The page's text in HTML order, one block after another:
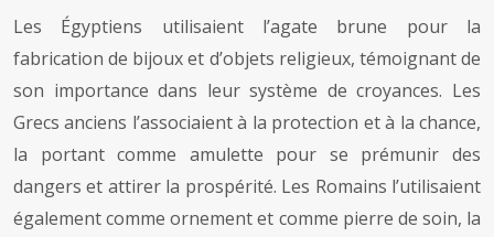
Les Égyptiens utilisaient l’agate brune pour la
fabrication de bijoux et d’objets religieux, témoignant de
son importance dans leur système de croyances. Les
Grecs anciens l’associaient à la protection et à la chance,
la portant comme amulette pour se prémunir des
dangers et attirer la prospérité. Les Romains l’utilisaient
également comme ornement et comme pierre de soin, la